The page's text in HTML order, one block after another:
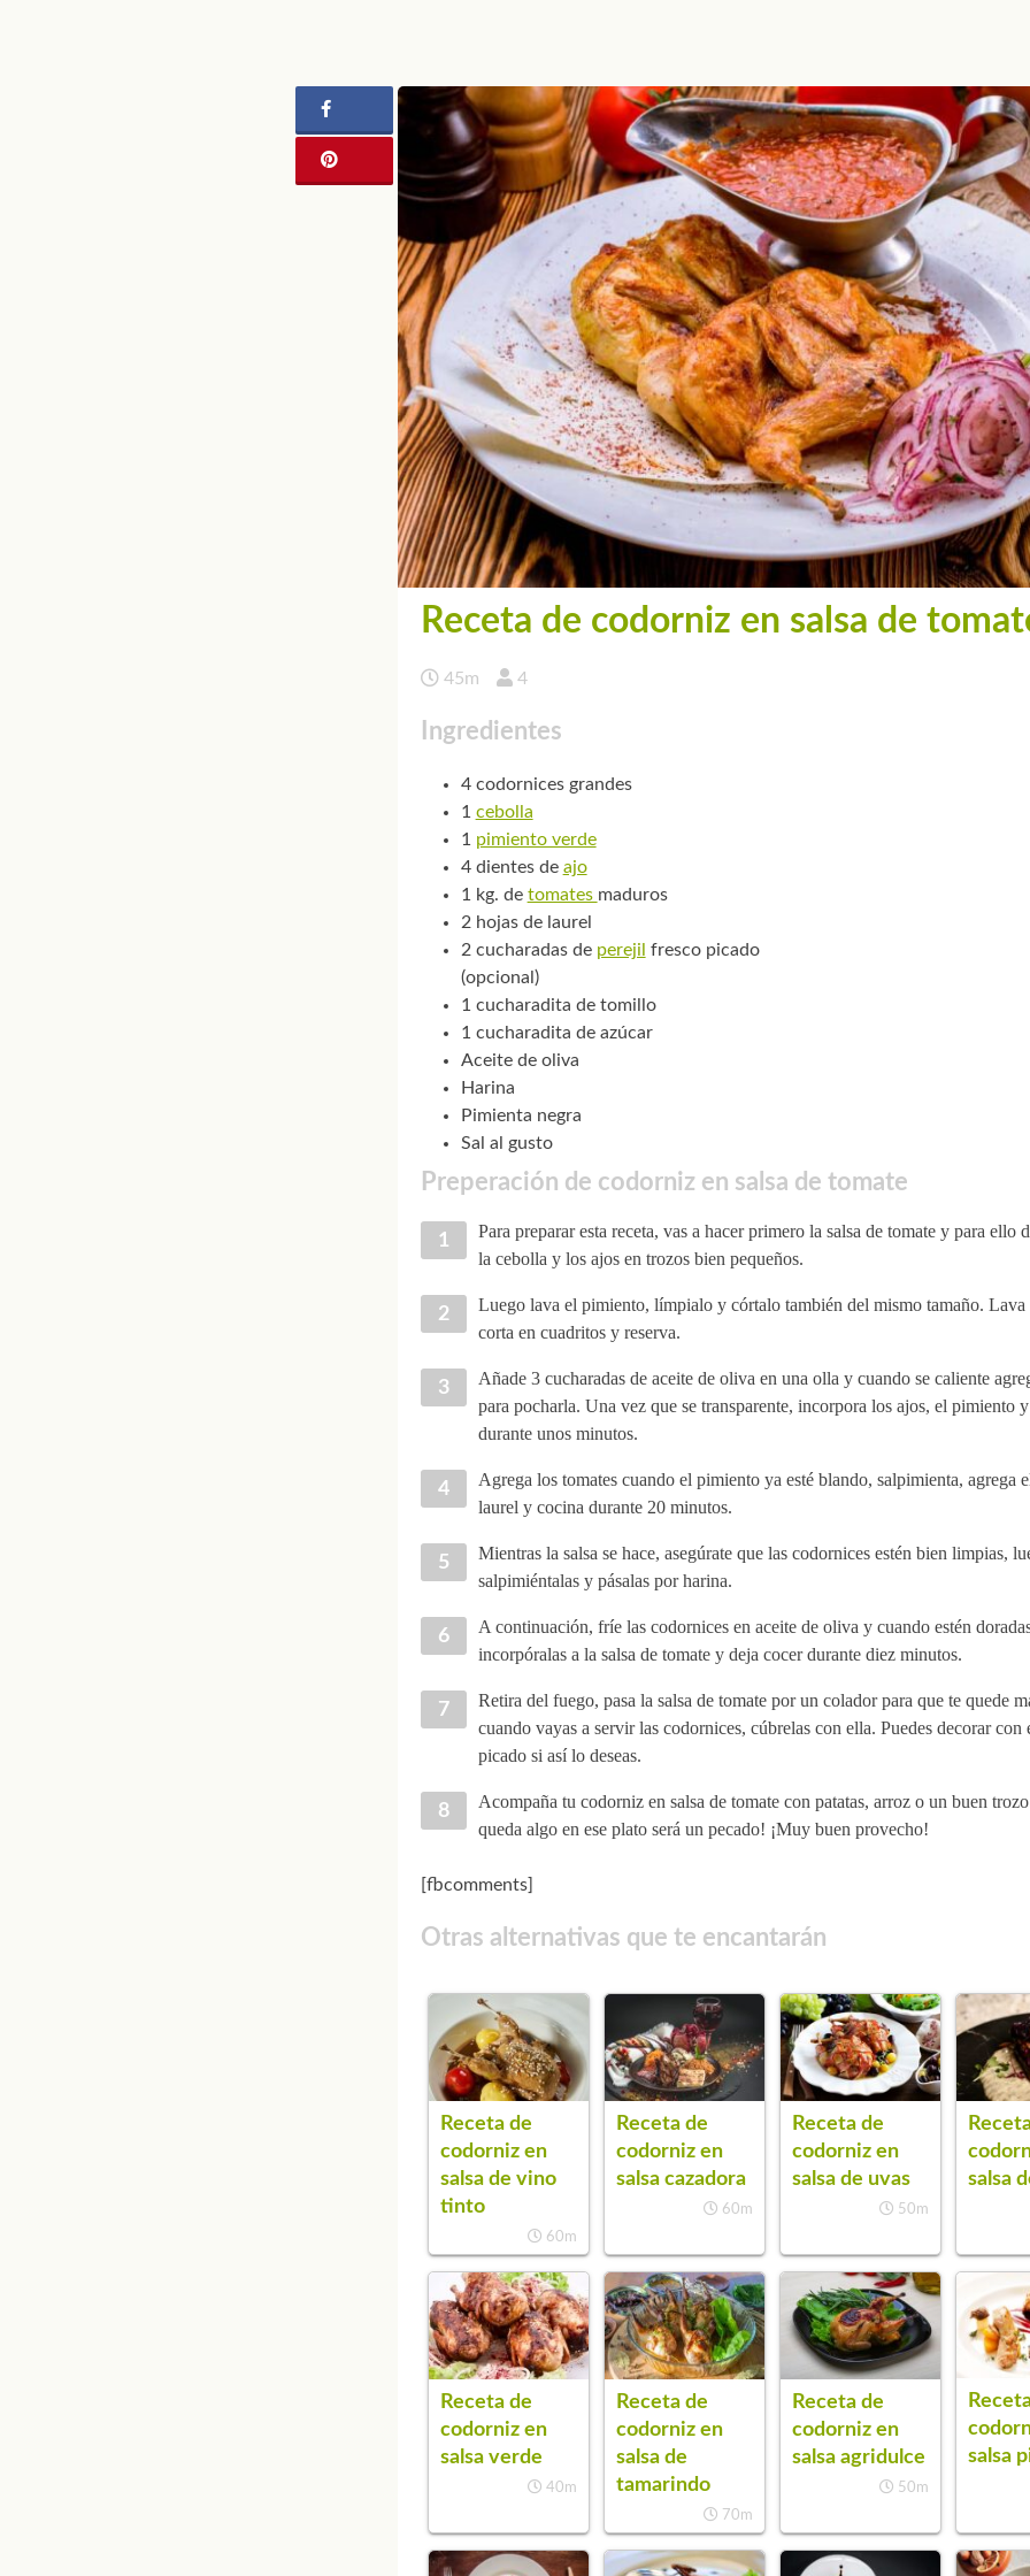
Receta de codorniz en salsa de
45m 4
Ingredientes
4 codornices grandes
1 cebolla
1 pimiento verde
4 dientes de ajo
1 kg. de tomates maduros
2 hojas de laurel
2 cucharadas de perejil fresco picado
(opcional)
1 cucharadita de tomillo
1 cucharadita de azúcar
Aceite de oliva
Harina
Pimienta negra
Sal al gusto
Preperación de codorniz en salsa de tomate
Para preparar esta receta, vas a hacer primero la salsa de tomate y para ello
la cebolla y los ajos en trozos bien pequeños.
Luego lava el pimiento, límpialo y córtalo también del mismo tamaño. Lava
corta en cuadritos y reserva.
Añade 3 cucharadas de aceite de oliva en una olla y cuando se caliente
para pocharla. Una vez que se transparente, incorpora los ajos, el pimiento
durante unos minutos.
Agrega los tomates cuando el pimiento ya esté blando, salpimienta, agrega
laurel y cocina durante 20 minutos.
Mientras la salsa se hace, asegúrate que las codornices estén bien limpias,
salpimiéntalas y pásalas por harina.
A continuación, fríe las codornices en aceite de oliva y cuando estén
incorpóralas a la salsa de tomate y deja cocer durante diez minutos.
Retira del fuego, pasa la salsa de tomate por un colador para que te quede
cuando vayas a servir las codornices, cúbrelas con ella. Puedes decorar con
picado si así lo deseas.
Acompaña tu codorniz en salsa de tomate con patatas, arroz o un buen
queda algo en ese plato será un pecado! ¡Muy buen provecho!
[fbcomments]
Otras alternativas que te encantarán
Receta de
codorniz en
salsa de vino
tinto
60m
Receta de
codorniz en
salsa cazadora
60m
Receta de
codorniz en
salsa de uvas
50m
salsa
Receta de
codorniz en
salsa verde
40m
Receta de
codorniz en
salsa de
tamarindo
70m
Receta de
codorniz en
salsa agridulce
50m
salsa